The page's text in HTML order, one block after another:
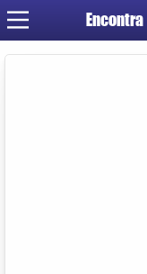
Encontra